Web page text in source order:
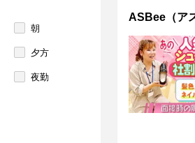
朝
夕方
夜勤
ASBee（ア